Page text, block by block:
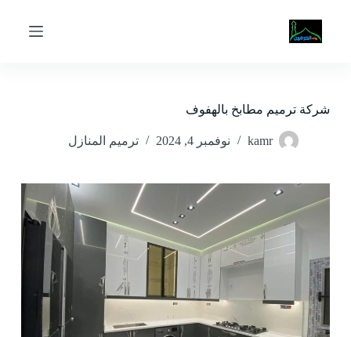
شركة ترميم مطابخ بالهفوف
kamr نوفمبر 4, 2024 ترميم المنازل